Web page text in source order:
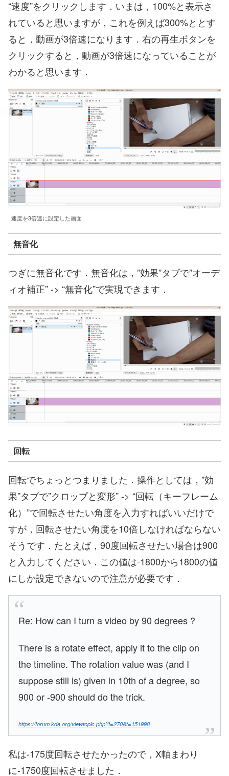
“速度”をクリックします．いまは，100%と表示さ
れていると思いますが，これを例えば300%ととす
ると，動画が3倍速になります．右の再生ボタンを
クリックすると，動画が3倍速になっていることが
わかると思います．
速度を3倍速に設定した画面
無音化
つぎに無音化です．無音化は，”効果”タブで”オーデ
ィオ補正” -> “無音化”で実現できます．
回転
回転でちょっとつまりました．操作としては，”効
果”タブで”クロップと変形” -> “回転（キーフレーム
化）”で回転させたい角度を入力すればいいだけで
すが，回転させたい角度を10倍しなければならない
そうです．たとえば，90度回転させたい場合は900
と入力してください．この値は-1800から1800の値
にしか設定できないので注意が必要です．
Re: How can I turn a video by 90 degrees ?
There is a rotate effect, apply it to the clip on
the timeline. The rotation value was (and I
suppose still is) given in 10th of a degree, so
900 or -900 should do the trick.
https://forum.kde.org/viewtopic.php?f=270&t=151998
私は-175度回転させたかったので，X軸まわり
に-1750度回転させました．